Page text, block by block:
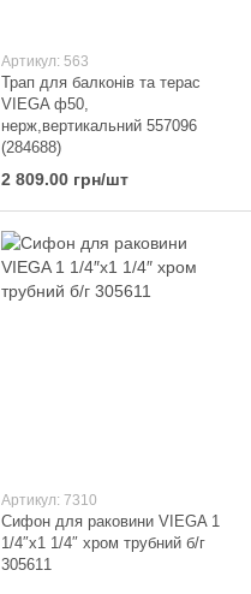
Артикул: 563
Трап для балконів та терас
VIEGA ф50,
нерж,вертикальний 557096
(284688)
2 809.00 грн/шт
Артикул: 7310
Сифон для раковини VIEGA 1
1/4″х1 1/4″ хром трубний б/г
305611